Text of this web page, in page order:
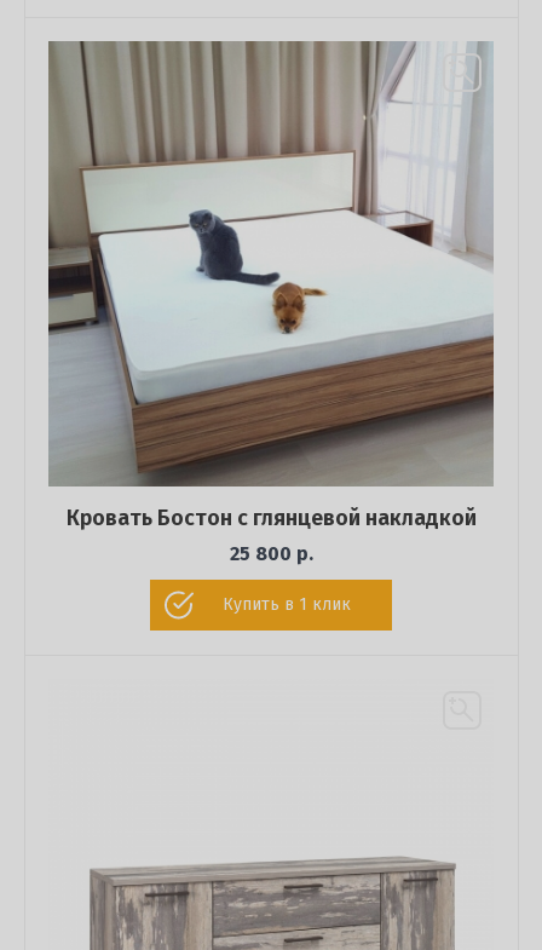
Кровать Бостон с глянцевой накладкой
25 800 р.
Купить в 1 клик